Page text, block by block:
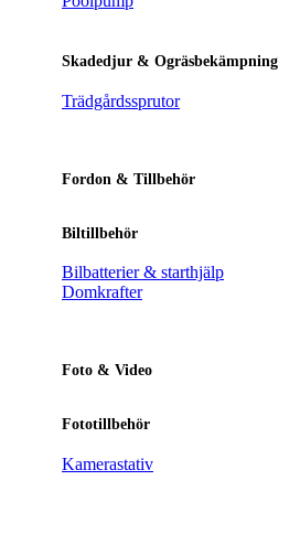
Skadedjur & Ogräsbekämpning
Trädgårdssprutor
Fordon & Tillbehör
Biltillbehör
Bilbatterier & starthjälp
Domkrafter
Foto & Video
Fototillbehör
Kamerastativ